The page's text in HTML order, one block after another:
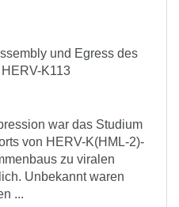
und Egress des
K113
war das Studium
von HERV-K(HML-2)-
zu viralen
Unbekannt waren
...